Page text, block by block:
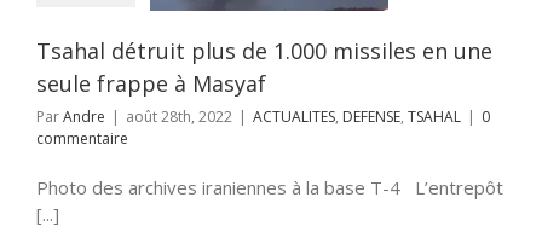
Tsahal détruit plus de 1.000 missiles en une
seule frappe à Masyaf
ParAndre | août 28th, 2022 | ACTUALITES, DEFENSE, TSAHAL | 0
commentaire
Photo des archives iraniennes à la base T-4 L’entrepôt
[...]